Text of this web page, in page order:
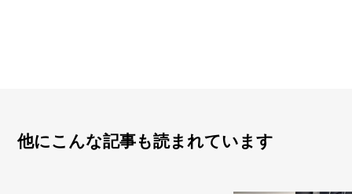
他にこんな記事も読まれています